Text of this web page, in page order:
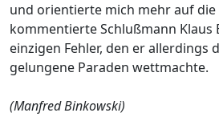
und orientierte mich mehr auf die
kommentierte Schlußmann Klaus
einzigen Fehler, den er allerdings
gelungene Paraden wettmachte.
(Manfred Binkowski)